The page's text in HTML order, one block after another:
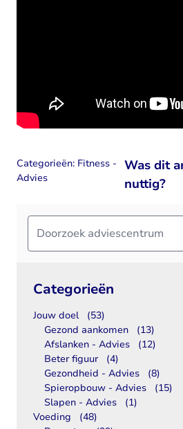
Categorieën
Jouw doel
(53)
Gezond aankomen
(13)
Afslanken - Advies
(12)
Beter figuur
(4)
Gezondheid - Advies
(8)
Spieropbouw - Advies
(15)
Slapen - Advies
(1)
Voeding
(48)
Categorieën: Fitness -
Advies
Was dit
nuttig?